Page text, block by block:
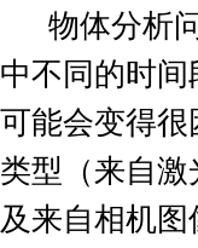
物体分析
中不同的时
可能会变得
类型（来自
及来自相机